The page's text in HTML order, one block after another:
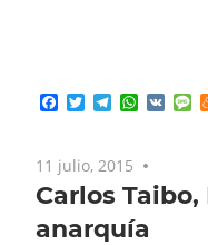
Facebook
TwitterTelegram
VK
11 julio, 2015
Carlos Taibo,
anarquía